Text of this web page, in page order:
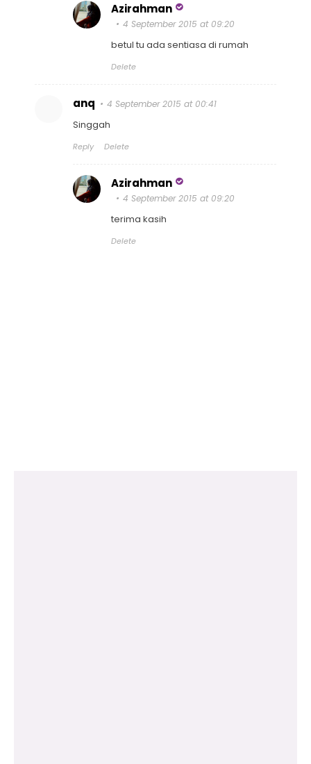
Azirahman
4 September 2015 at 09:20
betul tu ada sentiasa di rumah
Delete
anq 4 September 2015 at 00:41
Singgah
Reply Delete
Azirahman
4 September 2015 at 09:20
terima kasih
Delete